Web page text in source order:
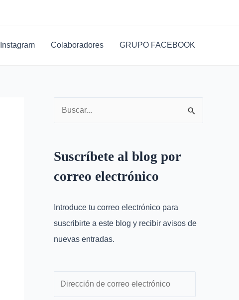
Instagram Colaboradores GRUPO FACEBOOK
c
a
p
o
r
Suscríbete al blog por
correo electrónico
Introduce tu correo electrónico para
suscribirte a este blog y recibir avisos de
nuevas entradas.
d
c